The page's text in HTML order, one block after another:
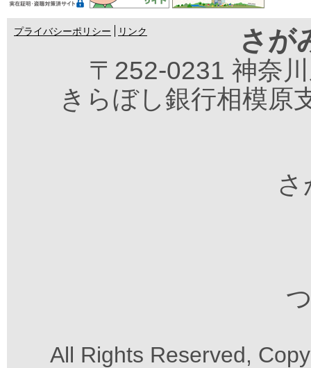
プライバシーポリシー リンク さが
〒252-0231 神奈
きらぼし銀行相模原
All Rights Reserved,